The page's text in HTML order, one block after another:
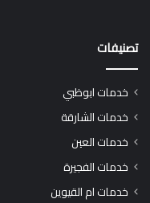
تصنيفات
خدمات ابوظبي
خدمات الشارقة
خدمات العين
خدمات الفجيرة
خدمات ام القيوين